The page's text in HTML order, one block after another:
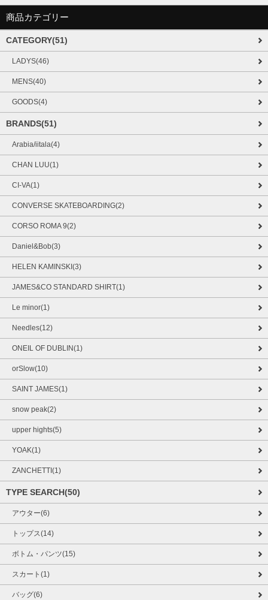
商品カテゴリー
CATEGORY(51)
LADYS(46)
MENS(40)
GOODS(4)
BRANDS(51)
Arabia/iitala(4)
CHAN LUU(1)
CI-VA(1)
CONVERSE SKATEBOARDING(2)
CORSO ROMA 9(2)
Daniel&Bob(3)
HELEN KAMINSKI(3)
JAMES&CO STANDARD SHIRT(1)
Le minor(1)
Needles(12)
ONEIL OF DUBLIN(1)
orSlow(10)
SAINT JAMES(1)
snow peak(2)
upper hights(5)
YOAK(1)
ZANCHETTI(1)
TYPE SEARCH(50)
アウター(6)
トップス(14)
ボトム・パンツ(15)
スカート(1)
バッグ(6)